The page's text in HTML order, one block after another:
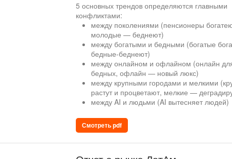
5 основных трендов определяются главными
конфликтами:
между поколениями (пенсионеры
молодые — беднеют)
между богатыми и бедными (богатые
бедные-беднеют)
между онлайном и офлайном (онлайн
бедных, офлайн — новый люкс)
между крупными городами и мелкими
растут и процветают, мелкие —
между AI и людьми (AI вытесняет людей)
Смотреть pdf